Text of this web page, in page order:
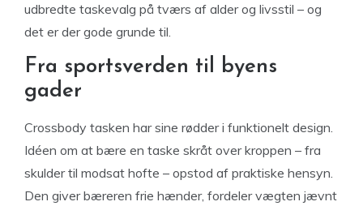
udbredte taskevalg på tværs af alder og livsstil – og
det er der gode grunde til.
Fra sportsverden til byens
gader
Crossbody tasken har sine rødder i funktionelt design.
Idéen om at bære en taske skråt over kroppen – fra
skulder til modsat hofte – opstod af praktiske hensyn.
Den giver bæreren frie hænder, fordeler vægten jævnt